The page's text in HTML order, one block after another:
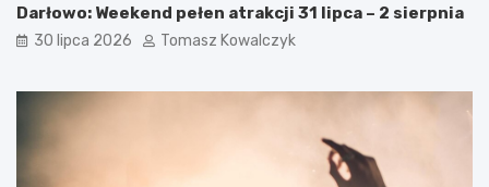
Darłowo: Weekend pełen atrakcji 31 lipca – 2 sierpnia
30 lipca 2026 Tomasz Kowalczyk